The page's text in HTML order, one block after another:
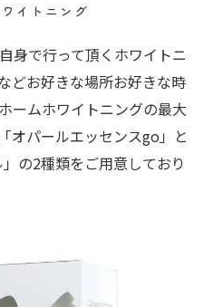
イトニング
身で行って頂くホワイトニ
どお好きな場所お好きな時
ームホワイトニングの最大
オパールエッセンスgo」と
の2種類をご用意しており